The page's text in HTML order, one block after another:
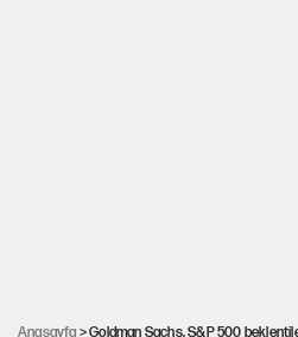
Anasayfa > Goldman Sachs, S&P 500